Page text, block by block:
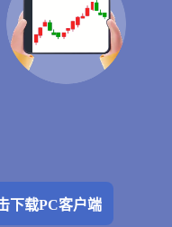
下载PC客户端